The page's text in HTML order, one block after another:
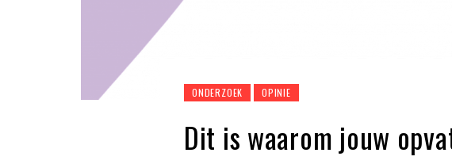
ONDERZOEK OPINIE
Dit is waarom jouw